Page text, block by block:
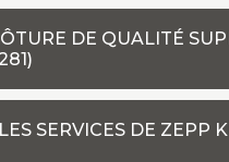
DE QUALITÉ
SERVICES DE ZEPP